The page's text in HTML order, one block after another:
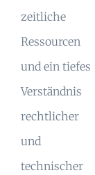
zeitliche
Ressourcen
und ein tiefes
Verständnis
rechtlicher
und
technischer